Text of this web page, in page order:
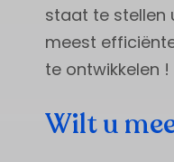
staat te stellen
meest
te ontwikkelen !
Wilt u